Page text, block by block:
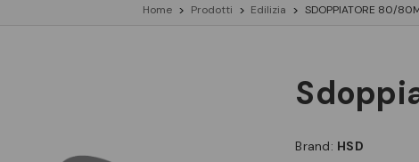
Home Prodotti Edilizia SDOPPIATORE 80/
Brand: HSD